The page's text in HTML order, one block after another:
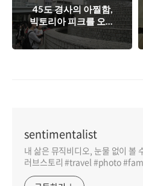
45도 경사의 아찔함,
빅토리아 피크를 오르
다
sentimentalist
내 삶은 뮤직비디오, 눈물 없이 볼
러브스토리 #travel #photo